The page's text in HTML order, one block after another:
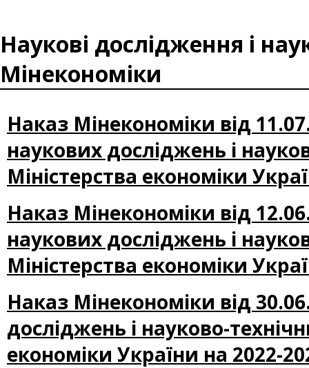
Наукові дослідження і
Мінекономіки
Наказ Мінекономіки від
наукових досліджень і
Міністерства економіки
Наказ Мінекономіки від
наукових досліджень і
Міністерства економіки
Наказ Мінекономіки від
досліджень і науково-
економіки України на 2022-